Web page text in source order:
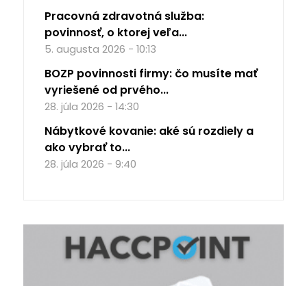
Pracovná zdravotná služba:
povinnosť, o ktorej veľa...
5. augusta 2026 - 10:13
BOZP povinnosti firmy: čo musíte mať
vyriešené od prvého...
28. júla 2026 - 14:30
Nábytkové kovanie: aké sú rozdiely a
ako vybrať to...
28. júla 2026 - 9:40